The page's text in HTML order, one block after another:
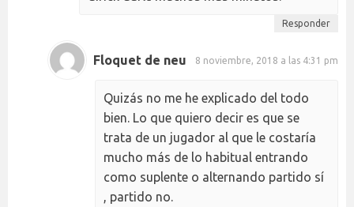
Responder
Floquet de neu 8 noviembre, 2018 a las 4:31 pm
Quizás no me he explicado del todo
bien. Lo que quiero decir es que se
trata de un jugador al que le costaría
mucho más de lo habitual entrando
como suplente o alternando partido sí
, partido no.